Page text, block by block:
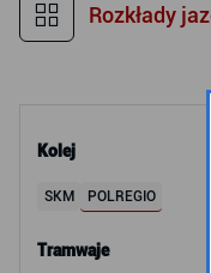
Kolej
SKM POLREGIO
Tramwaje
Rozkłady